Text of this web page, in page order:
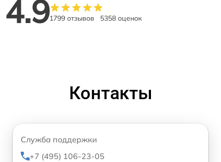
4.91799 отзывов 5358 оценок
Контакты
Служба поддержки
+7 (495) 106-23-05